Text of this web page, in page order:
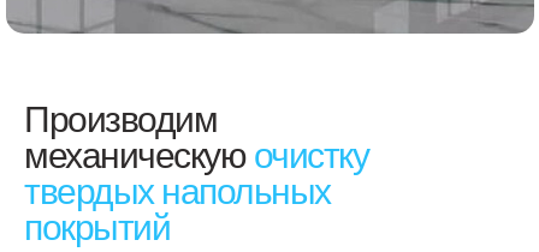
Производим
механическуюочистку
твердых напольных
покрытий